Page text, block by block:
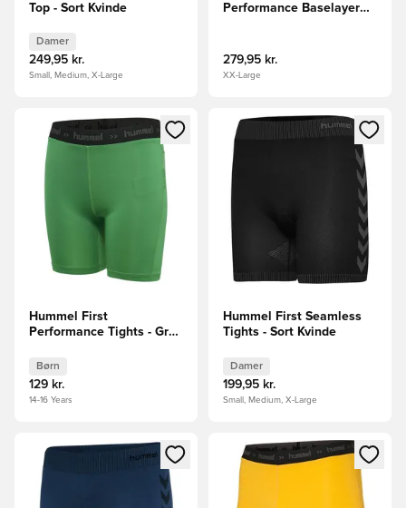
Top - Sort Kvinde
Damer
249,95 kr.
Small, Medium, X-Large
Performance Baselayer
279,95 kr.
XX-Large
Åbner en Modal til at logge ind eller tilmelde dig som
Hummel First
Performance Tights - Grøn
Børn
129 kr.
14-16 Years
Åbner en Modal til at logge
Hummel First Seamless
Tights - Sort Kvinde
Damer
199,95 kr.
Small, Medium, X-Large
Åbner en Modal til at logge ind eller tilmelde dig som
Åbner en Modal til at logge